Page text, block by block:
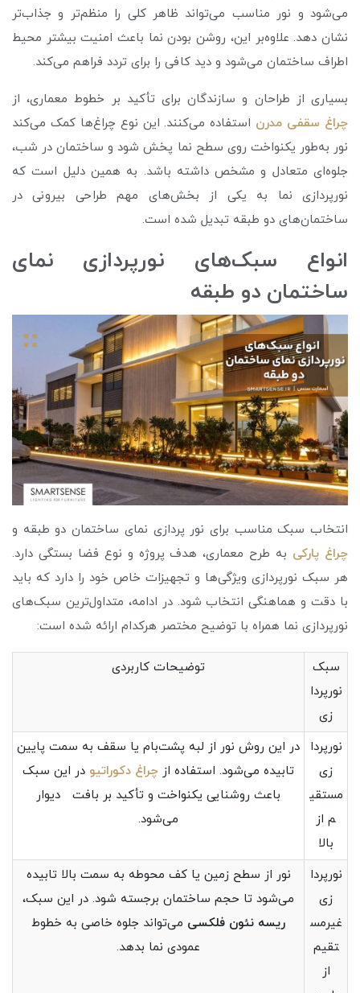
می‌شود و نور مناسب می‌تواند ظاهر کلی را منظم‌تر و جذاب‌تر
نشان دهد. علاوه‌بر این، روشن‌ بودن نما باعث امنیت بیشتر محیط
اطراف ساختمان می‌شود و دید کافی را برای تردد فراهم می‌کند.
بسیاری از طراحان و سازندگان برای تأکید بر خطوط معماری، از
چراغ سقفی مدرن استفاده می‌کنند. این نوع چراغ‌ها کمک می‌کند
نور به‌طور یکنواخت روی سطح نما پخش شود و ساختمان در شب،
جلوه‌ای متعادل و مشخص داشته باشد. به همین دلیل است که
نورپردازی نما به یکی از بخش‌های مهم طراحی بیرونی در
ساختمان‌های دو طبقه تبدیل شده است.
انواع سبک‌های نورپردازی نمای
ساختمان دو طبقه
انتخاب سبک مناسب برای نور پردازی نمای ساختمان دو طبقه و
چراغ پارکی به طرح معماری، هدف پروژه و نوع فضا بستگی دارد.
هر سبک نورپردازی ویژگی‌ها و تجهیزات خاص خود را دارد که باید
با دقت و هماهنگی انتخاب شود. در ادامه، متداول‌ترین سبک‌های
نورپردازی نما همراه با توضیح مختصر هرکدام ارائه شده است:
سبک
نورپردا
زی
توضیحات کاربردی
نورپردا
زی
مستقی
م از
بالا
در این روش نور از لبه پشت‌بام یا سقف به سمت پایین
تابیده می‌شود. استفاده از چراغ دكوراتيو در این سبک
باعث روشنایی یکنواخت و تأکید بر بافت دیوار
می‌شود.
نورپردا
زی
غیرمس
تقیم
از
نور از سطح زمین یا کف محوطه به سمت بالا تابیده
می‌شود تا حجم ساختمان برجسته شود. در این سبک،
ريسه نئون فلکسی می‌تواند جلوه خاصی به خطوط
عمودی نما بدهد.